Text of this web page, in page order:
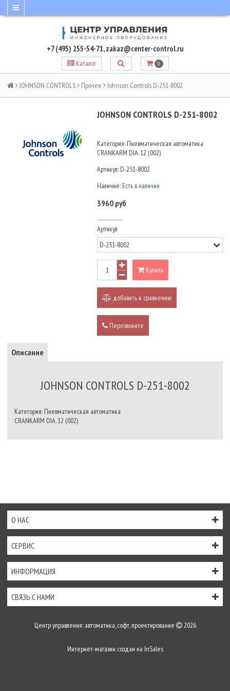
+7 (495) 255-54-71,zakaz@center-control.ru
Каталог 0
JOHNSON CONTROLS Прочее Johnson Controls D-251-8002
JOHNSON CONTROLS D-251-8002
Категория: Пневматическая автоматика
CRANKARM DIA. 12 (002)
Артикул: D-251-8002
Наличие: Есть в наличии
3960 руб
Артикул
Купить
добавить к сравнению
Перезвоните
Описание
JOHNSON CONTROLS D-251-8002
Категория: Пневматическая автоматика
CRANKARM DIA. 12 (002)
О НАС
СЕРВИС
ИНФОРМАЦИЯ
СВЯЗЬ С НАМИ
Центр управления: автоматика, софт, проектирование 2026
Интернет-магазин создан на InSales